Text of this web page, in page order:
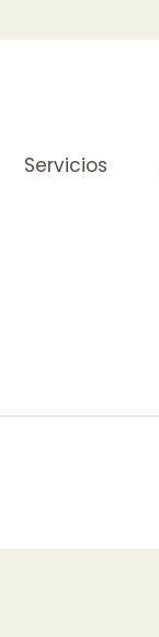
Servicios